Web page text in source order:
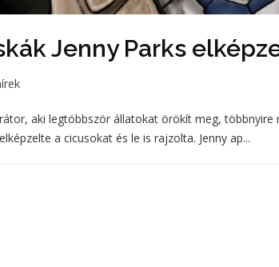
Jenny Parks
aki legtöbbször állatokat örökít meg, többnyire
a cicusokat és le is rajzolta. Jenny ap...